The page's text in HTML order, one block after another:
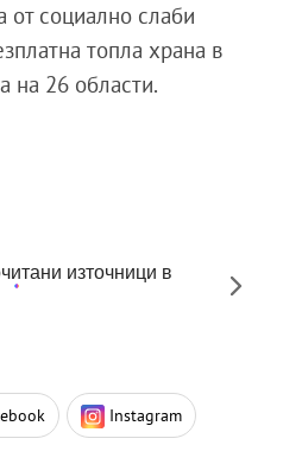
от социално слаби
топла храна в
на 26 области.
източници в
Instagram